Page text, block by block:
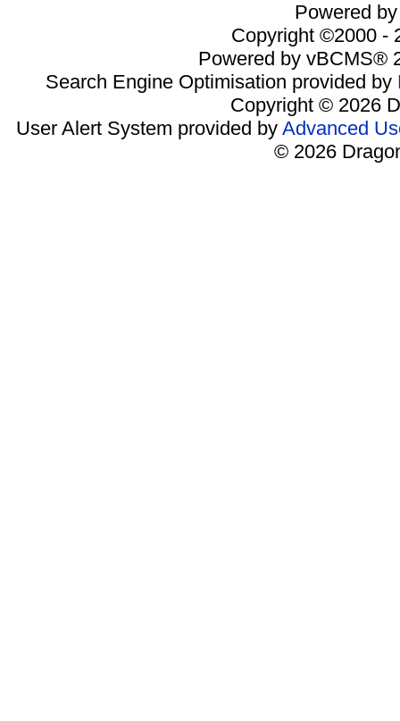
Powered
Copyright ©2000 -
Powered by vBCMS®
Search Engine Optimisation provided by
Copyright © 2026
User Alert System provided by Advanced
© 2026